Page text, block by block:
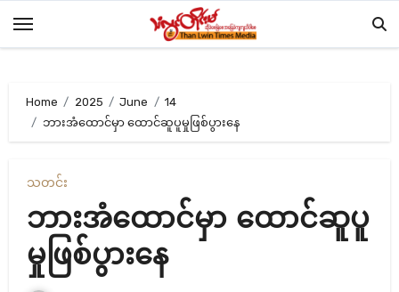
Home 2025 June
14
ဘားအံထောင်မှာ ထောင်ဆူပူမှုဖြစ်ပွားနေ
သတင်း
ဘားအံထောင်မှာ ထောင်ဆူပူ
မှုဖြစ်ပွားနေ